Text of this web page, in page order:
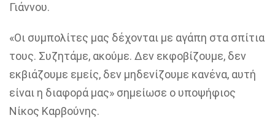
Γιάννου.
«Οι συμπολίτες μας δέχονται με αγάπη στα σπίτια
τους. Συζητάμε, ακούμε. Δεν εκφοβίζουμε, δεν
εκβιάζουμε εμείς, δεν μηδενίζουμε κανένα, αυτή
είναι η διαφορά μας» σημείωσε ο υποψήφιος
Νίκος Καρβούνης.